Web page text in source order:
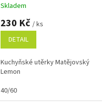
Skladem
230 Kč / ks
DETAIL
Kuchyňské utěrky Matějovský
Lemon
40/60